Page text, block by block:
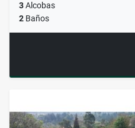
3Alcobas
2 Baños